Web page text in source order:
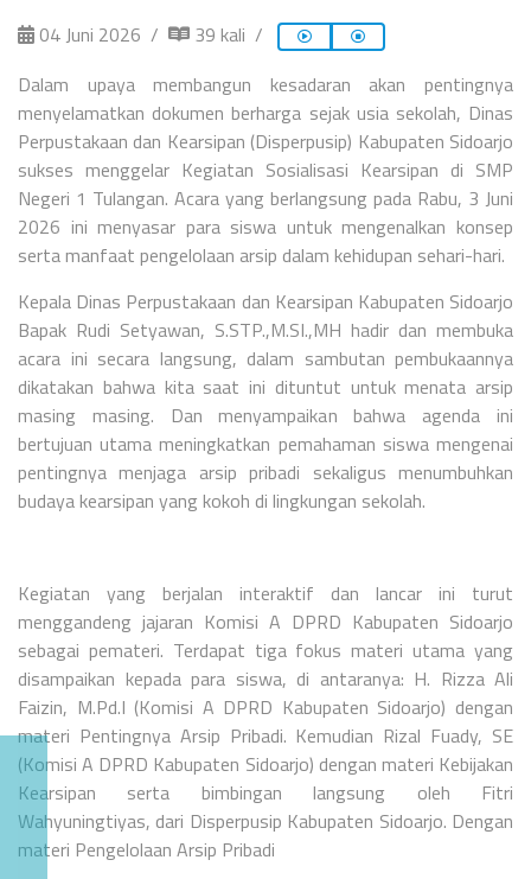
04 Juni 2026
39 kali
Dalam upaya membangun kesadaran akan pentingnya
menyelamatkan dokumen berharga sejak usia sekolah, Dinas
Perpustakaan dan Kearsipan (Disperpusip) Kabupaten Sidoarjo
sukses menggelar Kegiatan Sosialisasi Kearsipan di SMP
Negeri 1 Tulangan. Acara yang berlangsung pada Rabu, 3 Juni
2026 ini menyasar para siswa untuk mengenalkan konsep
serta manfaat pengelolaan arsip dalam kehidupan sehari-hari.
Kepala Dinas Perpustakaan dan Kearsipan Kabupaten Sidoarjo
Bapak Rudi Setyawan, S.STP.,M.SI.,MH hadir dan membuka
acara ini secara langsung, dalam sambutan pembukaannya
dikatakan bahwa kita saat ini dituntut untuk menata arsip
masing masing. Dan menyampaikan bahwa agenda ini
bertujuan utama meningkatkan pemahaman siswa mengenai
pentingnya menjaga arsip pribadi sekaligus menumbuhkan
budaya kearsipan yang kokoh di lingkungan sekolah.
Kegiatan yang berjalan interaktif dan lancar ini turut
menggandeng jajaran Komisi A DPRD Kabupaten Sidoarjo
sebagai pemateri. Terdapat tiga fokus materi utama yang
disampaikan kepada para siswa, di antaranya: H. Rizza Ali
Faizin, M.Pd.I (Komisi A DPRD Kabupaten Sidoarjo) dengan
materi Pentingnya Arsip Pribadi. Kemudian Rizal Fuady, SE
(Komisi A DPRD Kabupaten Sidoarjo) dengan materi Kebijakan
Kearsipan serta bimbingan langsung oleh Fitri
Wahyuningtiyas, dari Disperpusip Kabupaten Sidoarjo. Dengan
materi Pengelolaan Arsip Pribadi